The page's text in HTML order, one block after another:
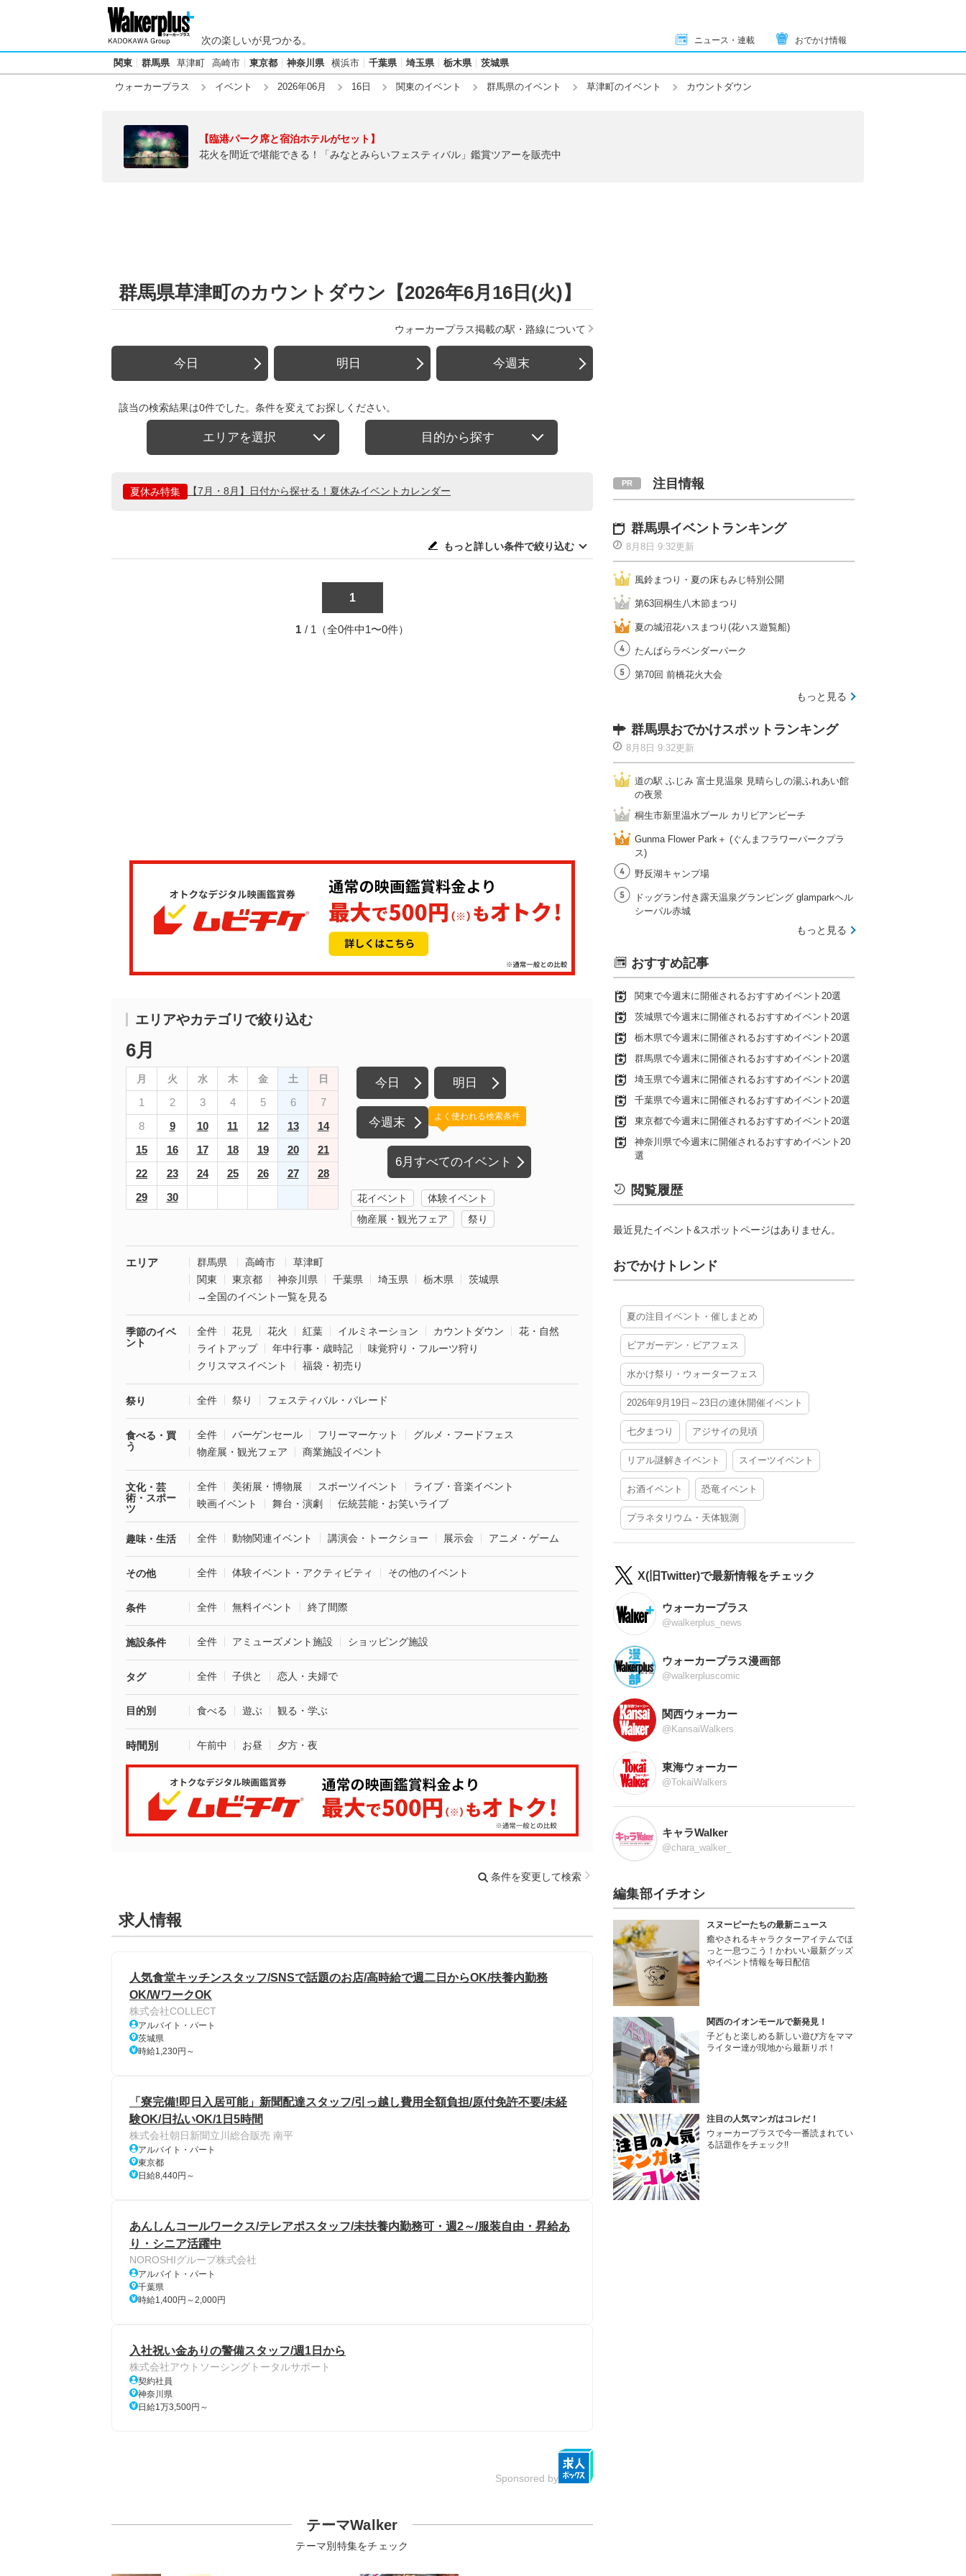
次の楽しいが見つかる。 ニュース・連載 おでかけ情報
関東 群馬県 草津町 高崎市 東京都 神奈川県 横浜市 千葉県 埼玉県 栃木県 茨城県
ウォーカープラス イベント 2026年06月 16日 関東のイベント 群馬県のイベント 草津町のイベント カウントダウン
【臨港パーク席と宿泊ホテルがセット】
花火を間近で堪能できる！「みなとみらいフェスティバル」鑑賞ツアーを販売中
群馬県草津町のカウントダウン【2026年6月16日(火)】
ウォーカープラス掲載の駅・路線について
今日 明日 今週末
該当の検索結果は0件でした。条件を変えてお探しください。
エリアを選択 目的から探す
夏休み特集 【7月・8月】日付から探せる！夏休みイベントカレンダー
もっと詳しい条件で絞り込む
1
1 / 1（全0件中1〜0件）
エリアやカテゴリで絞り込む
6月
月 火 水 木 金 土 日
1 2 3 4 5 6
7
8
9 10 11 12 13
14
15
16 17 18 19 20
21
22
23 24 25 26 27
28
29
30
今日 明日
今週末
6月すべてのイベント
よく使われる検索条件
花イベント
体験イベント
物産展・観光フェア
祭り
エリア 群馬県 高崎市
草津町
関東
東京都 神奈川県 千葉県 埼玉県 栃木県
茨城県
→全国のイベント一覧を見る
季節のイベ
ント
全件 花見 花火 紅葉 イルミネーション カウントダウン
花・自然
ライトアップ
年中行事・歳時記
味覚狩り・フルーツ狩り
クリスマスイベント
福袋・初売り
祭り 全件 祭り フェスティバル・パレード
食べる・買
う
全件 バーゲンセール フリーマーケット
グルメ・フードフェス
物産展・観光フェア
商業施設イベント
文化・芸
術・スポー
ツ
全件 美術展・博物展 スポーツイベント
ライブ・音楽イベント
映画イベント
舞台・演劇 伝統芸能・お笑いライブ
趣味・生活 全件 動物関連イベント 講演会・トークショー 展示会 アニメ・ゲーム
その他 全件 体験イベント・アクティビティ その他のイベント
条件 全件 無料イベント 終了間際
施設条件 全件 アミューズメント施設 ショッピング施設
タグ 全件 子供と 恋人・夫婦で
目的別 食べる 遊ぶ 観る・学ぶ
時間別 午前中 お昼 夕方・夜
条件を変更して検索
求人情報
人気食堂キッチンスタッフ/SNSで話題のお店/高時給で週二日からOK/扶養内勤務
OK/WワークOK
株式会社COLLECT
アルバイト・パート
茨城県
時給1,230円～
「寮完備!即日入居可能」新聞配達スタッフ/引っ越し費用全額負担/原付免許不要/未経
験OK/日払いOK/1日5時間
株式会社朝日新聞立川総合販売 南平
アルバイト・パート
東京都
日給8,440円～
あんしんコールワークス/テレアポスタッフ/未扶養内勤務可・週2～/服装自由・昇給あ
り・シニア活躍中
NOROSHIグループ株式会社
アルバイト・パート
千葉県
時給1,400円～2,000円
入社祝い金ありの警備スタッフ/週1日から
株式会社アウトソーシングトータルサポート
契約社員
神奈川県
日給1万3,500円～
Sponsored by
テーマWalker
テーマ別特集をチェック
注目情報
群馬県イベントランキング
8月8日 9:32更新
風鈴まつり・夏の床もみじ特別公開
第63回桐生八木節まつり
夏の城沼花ハスまつり(花ハス遊覧船)
たんばらラベンダーパーク
第70回 前橋花火大会
もっと見る
群馬県おでかけスポットランキング
8月8日 9:32更新
道の駅 ふじみ 富士見温泉 見晴らしの湯ふれあい館
の夜景
桐生市新里温水プール カリビアンビーチ
Gunma Flower Park＋ (ぐんまフラワーパークプラ
ス)
野反湖キャンプ場
ドッグラン付き露天温泉グランピング glamparkヘル
シーパル赤城
もっと見る
おすすめ記事
関東で今週末に開催されるおすすめイベント20選
茨城県で今週末に開催されるおすすめイベント20選
栃木県で今週末に開催されるおすすめイベント20選
群馬県で今週末に開催されるおすすめイベント20選
埼玉県で今週末に開催されるおすすめイベント20選
千葉県で今週末に開催されるおすすめイベント20選
東京都で今週末に開催されるおすすめイベント20選
神奈川県で今週末に開催されるおすすめイベント20
選
閲覧履歴
最近見たイベント&スポットページはありません。
おでかけトレンド
夏の注目イベント・催しまとめ
ビアガーデン・ビアフェス
水かけ祭り・ウォーターフェス
2026年9月19日～23日の連休開催イベント
七夕まつり アジサイの見頃
リアル謎解きイベント スイーツイベント
お酒イベント 恐竜イベント
プラネタリウム・天体観測
X(旧Twitter)で最新情報をチェック
ウォーカープラス
@walkerplus_news
ウォーカープラス漫画部
@walkerpluscomic
関西ウォーカー
@KansaiWalkers
東海ウォーカー
@TokaiWalkers
キャラWalker
@chara_walker_
編集部イチオシ
スヌーピーたちの最新ニュース
癒やされるキャラクターアイテムでほ
っと一息つこう！かわいい最新グッズ
やイベント情報を毎日配信
関西のイオンモールで新発見！
子どもと楽しめる新しい遊び方をママ
ライター達が現地から最新リポ！
注目の人気マンガはコレだ！
ウォーカープラスで今一番読まれてい
る話題作をチェック!!